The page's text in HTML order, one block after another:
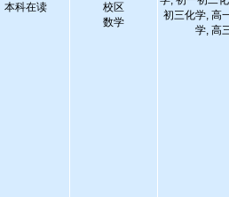
本科在读
校区
数学
初三化学, 高
学, 高